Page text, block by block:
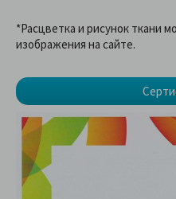
*Расцветка и рисунок ткани
изображения на сайте.